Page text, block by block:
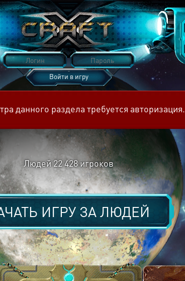
Войти в игру
данного раздела требуется авторизация.
Людей 22 428игроков
ИГРУ ЗАЛЮДЕЙ